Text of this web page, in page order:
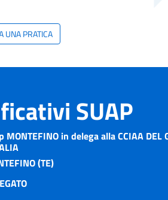
UNA PRATICA
SUAP
MONTEFINO in delega alla CCIAA DEL
(TE)